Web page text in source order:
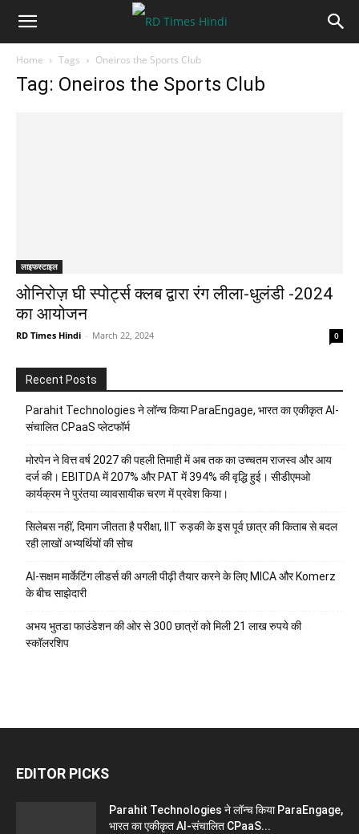
Home Tags Oneiros the Sports Club
Tag: Oneiros the Sports Club
लाइफस्टाइल
ओनिरोज़ घी स्पोर्ट्स क्लब द्वारा रंग लीला-धुलंडी -2024
का आयोजन
RD Times Hindi - March 22, 2024 0
Recent Posts
Parahit Technologies ने लॉन्च किया ParaEngage, भारत का एकीकृत AI-
संचालित CPaaS प्लेटफॉर्म
मोरपेन ने वित्त वर्ष 2027 की पहली तिमाही में अब तक का उच्चतम राजस्व और आय
दर्ज की। EBITDA में 207% और PAT में 394% की वृद्धि हुई। सीडीएमओ
कार्यक्रम ने पुरंतया व्यावसायीक चरण में प्रवेश किया।
सिलेबस नहीं, दिमाग जीतता है परीक्षा, IIT रुड़की के इस पूर्व छात्र की किताब से बदल
रही लाखों अभ्यर्थियों की सोच
AI-सक्षम मार्केटिंग लीडर्स की अगली पीढ़ी तैयार करने के लिए MICA और Komerz
के बीच साझेदारी
अभय भुतडा फाउंडेशन की ओर से 300 छात्रों को मिली 21 लाख रुपये की
स्कॉलरशिप
EDITOR PICKS
Parahit Technologies ने लॉन्च किया ParaEngage,
भारत का एकीकृत AI-संचालित CPaaS...